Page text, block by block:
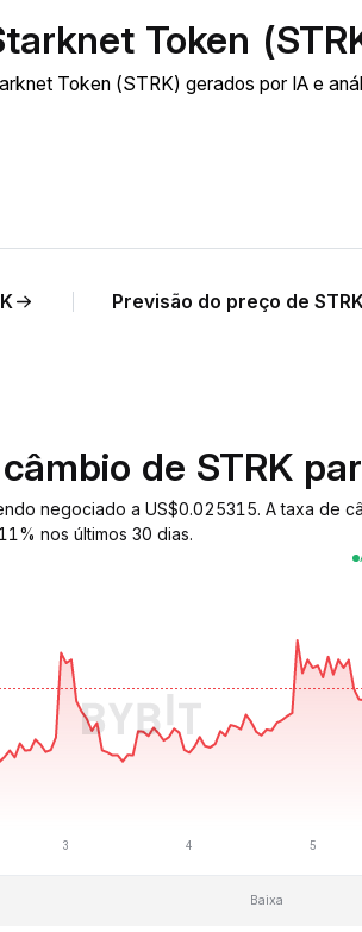
Token
Token (STRK) gerados por IA e
Previsão do preço de
de STRK
negociado a US$0.025315. A taxa de
nos últimos 30 dias.
Baixa